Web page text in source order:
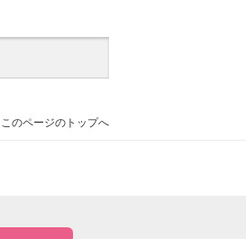
このページのトップへ